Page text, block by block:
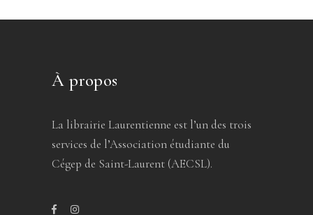
À propos
La librairie Laurentienne est l’un des trois
services de l’Association étudiante du
Cégep de Saint-Laurent (AECSL).